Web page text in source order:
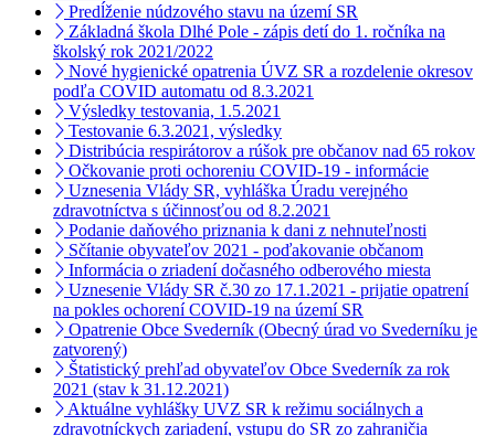
Predĺženie núdzového stavu na území SR
Základná škola Dlhé Pole - zápis detí do 1. ročníka na
školský rok 2021/2022
Nové hygienické opatrenia ÚVZ SR a rozdelenie okresov
podľa COVID automatu od 8.3.2021
Výsledky testovania, 1.5.2021
Testovanie 6.3.2021, výsledky
Distribúcia respirátorov a rúšok pre občanov nad 65 rokov
Očkovanie proti ochoreniu COVID-19 - informácie
Uznesenia Vlády SR, vyhláška Úradu verejného
zdravotníctva s účinnosťou od 8.2.2021
Podanie daňového priznania k dani z nehnuteľnosti
Sčítanie obyvateľov 2021 - poďakovanie občanom
Informácia o zriadení dočasného odberového miesta
Uznesenie Vlády SR č.30 zo 17.1.2021 - prijatie opatrení
na pokles ochorení COVID-19 na území SR
Opatrenie Obce Svederník (Obecný úrad vo Svederníku je
zatvorený)
Štatistický prehľad obyvateľov Obce Svederník za rok
2021 (stav k 31.12.2021)
Aktuálne vyhlášky UVZ SR k režimu sociálnych a
zdravotníckych zariadení, vstupu do SR zo zahraničia